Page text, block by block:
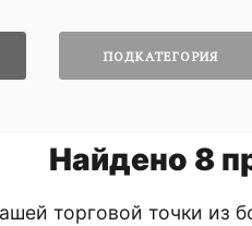
ПОДКАТЕГОРИЯ
Найдено 8
торговой точки из